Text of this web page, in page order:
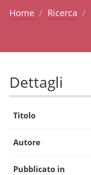
Home Ricerca
Dettagli
Titolo
Autore
Pubblicato in